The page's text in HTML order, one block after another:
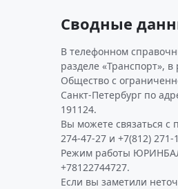
Сводные
В телефонном
разделе «Транспорт»,
Общество с
Санкт-Петербург по
191124.
Вы можете связаться с
274-47-27 и +7(812)
Режим работы
+78122744727.
Если вы заметили